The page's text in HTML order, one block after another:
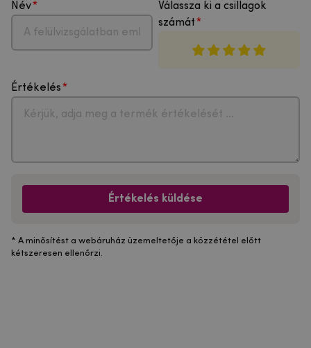
Név
Válassza ki a csillagok
számát
Értékelés
Értékelés küldése
* A minősítést a webáruház üzemeltetője a közzététel előtt
kétszeresen ellenőrzi.